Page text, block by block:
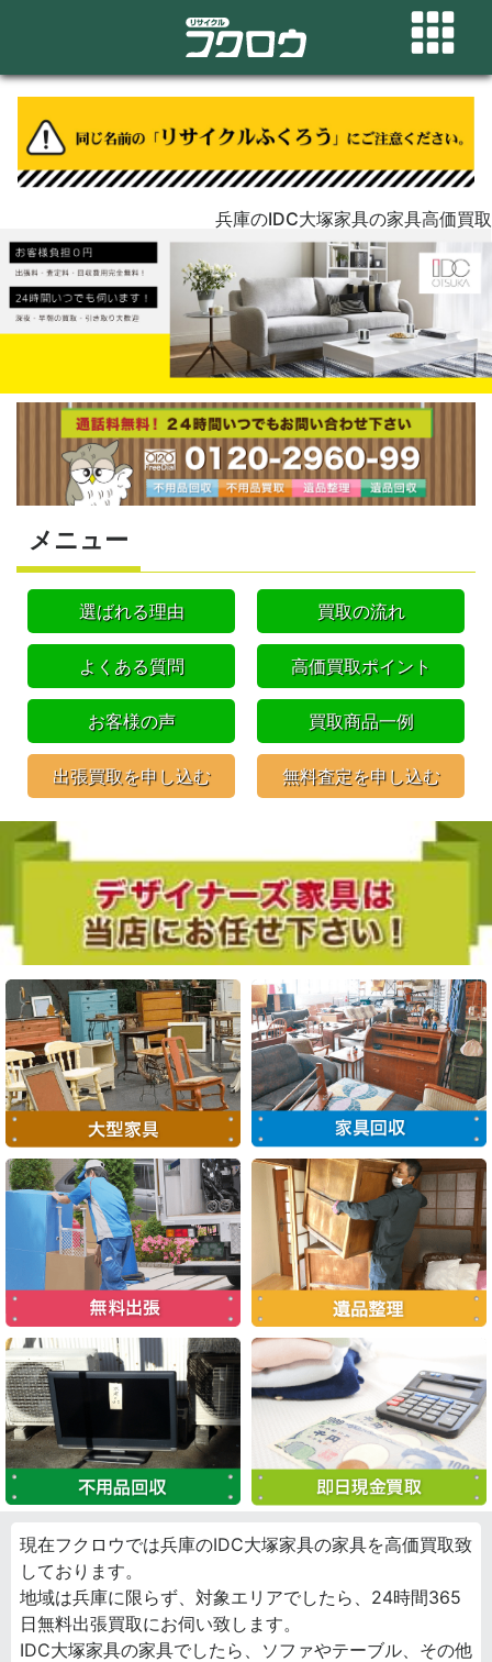
兵庫のIDC大塚家具の家具高価買取
メニュー
選ばれる理由 買取の流れ
よくある質問 高価買取ポイント
お客様の声 買取商品一例
出張買取を申し込む 無料査定を申し込む
現在フクロウでは兵庫のIDC大塚家具の家具を高価買取致
しております。
地域は兵庫に限らず、対象エリアでしたら、24時間365
日無料出張買取にお伺い致します。
IDC大塚家具の家具でしたら、ソファやテーブル、その他